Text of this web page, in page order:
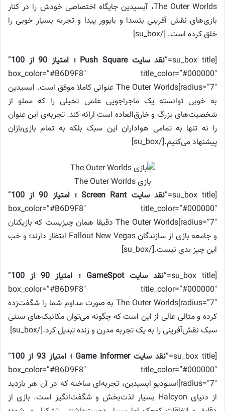
The Outer Worlds، آبسیدین جایگاه اختصاصی خودش را در کنار
بازی‌های نقش آفرینی بتسدا و بایوور پیدا و تجربه بسیار خوبی را
خلق کرده است. [/su_box]
[su_box title=” نقد سایت Push Square ؛ امتیاز 90 از 100
”
box_color=”#B6D9F8″ title_color=”#000000″
radius=”7″]The Outer Worlds عنوانی کاملا موفق است. ابسیدین
به خوبی توانسته یک ماجراجویی علمی تخیلی را که مملو از
شخصیت‌های بزرگ و خارق‌العاده است ارائه کند. تجربه‌ی این عنوان
را نه تنها به تمامی هواداران این سبک بلکه به تمام بازی‌بازان
پیشنهاد می‌کنیم.[/su_box]
بازی The Outer Worlds
[su_box title=”
نقد سایت Screen Rant ؛ امتیاز 90 از 100
”
box_color=”#B6D9F8″ title_color=”#000000″
radius=”7″]The Outer Worlds دقیقا همان چیزیست که بازیکنان
و جامعه بازی از سازندگان Fallout New Vegas انتظار دارند؛ و خب
این چیز بدی نیست.[/su_box]
[su_box title=” نقد سایت GameSpot ؛ امتیاز 90 از 100
”
box_color=”#B6D9F8″ title_color=”#000000″
radius=”7″]The Outer Worlds به صورت مداوم شما را شگفت‌زده
کرده و مثالی عالی از این است که چگونه می‌توان مکانیک‌های سنتی
سبک نقش‌آفرینی را به یک تجربه مدرن و زنده تبدیل کرد.[/su_box]
[su_box title=” نقد سایت Game Informer ؛ امتیاز 93 از 100
”
box_color=”#B6D9F8″ title_color=”#000000″
radius=”7″]استودیو آبسیدین، تجربه‌ای ساخته که در آن هر بازدید
از دنیای Halcyon بسیار لذت‌بخش و شگفت‌انگیز است. بازی از